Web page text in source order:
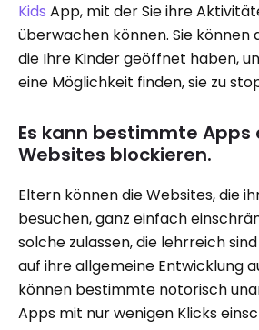
Kids App, mit der Sie ihre
überwachen können. Sie können
die Ihre Kinder geöffnet haben,
eine Möglichkeit finden, sie zu
Es kann bestimmte Apps
Websites blockieren.
Eltern können die Websites, die
besuchen, ganz einfach
solche zulassen, die lehrreich
auf ihre allgemeine Entwicklung
können bestimmte notorisch
Apps mit nur wenigen Klicks